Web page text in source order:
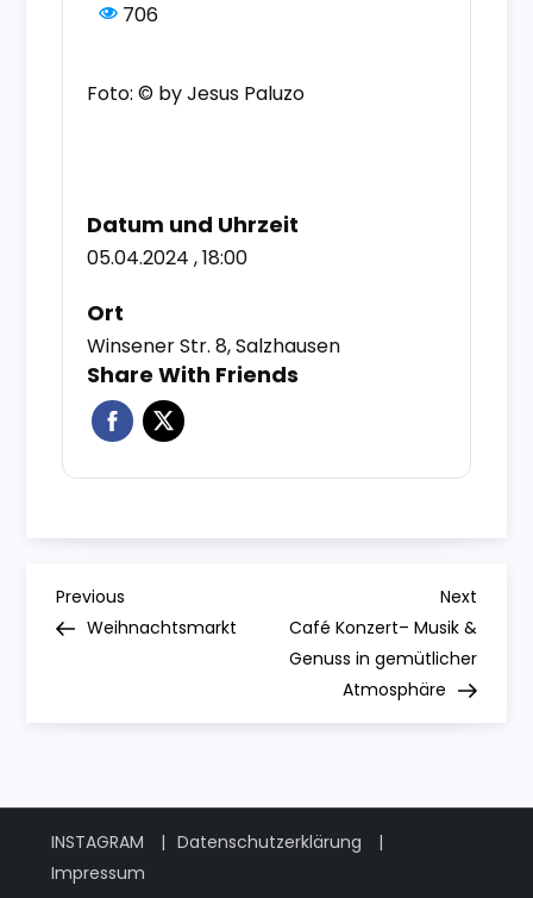
706
Foto: © by Jesus Paluzo
Datum und Uhrzeit
05.04.2024 , 18:00
Ort
Winsener Str. 8, Salzhausen
Share With Friends
B
r
Previous
Post
Previous
Weihnachtsmarkt
Next
Post
Next
Café Konzert– Musik &
Genuss in gemütlicher
Atmosphäre
INSTAGRAM
Datenschutzerklärung
Impressum